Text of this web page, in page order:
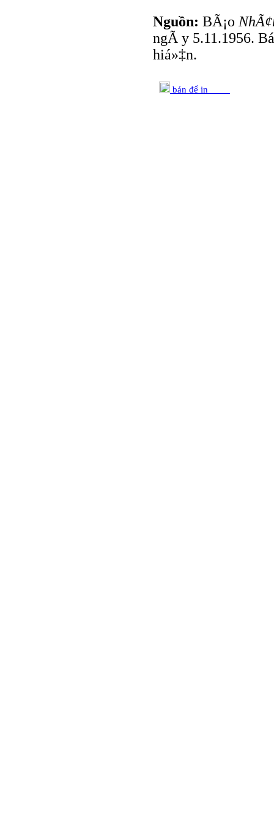
Nguồn: BÃ¡o
ngÃ y 5.11.1956.
hiá»‡n.
bản để in